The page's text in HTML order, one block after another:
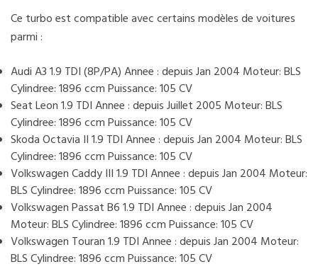
Ce turbo est compatible avec certains modèles de voitures
parmi :
Audi A3 1.9 TDI (8P/PA) Annee : depuis Jan 2004 Moteur: BLS
Cylindree: 1896 ccm Puissance: 105 CV
Seat Leon 1.9 TDI Annee : depuis Juillet 2005 Moteur: BLS
Cylindree: 1896 ccm Puissance: 105 CV
Skoda Octavia II 1.9 TDI Annee : depuis Jan 2004 Moteur: BLS
Cylindree: 1896 ccm Puissance: 105 CV
Volkswagen Caddy III 1.9 TDI Annee : depuis Jan 2004 Moteur:
BLS Cylindree: 1896 ccm Puissance: 105 CV
Volkswagen Passat B6 1.9 TDI Annee : depuis Jan 2004
Moteur: BLS Cylindree: 1896 ccm Puissance: 105 CV
Volkswagen Touran 1.9 TDI Annee : depuis Jan 2004 Moteur:
BLS Cylindree: 1896 ccm Puissance: 105 CV